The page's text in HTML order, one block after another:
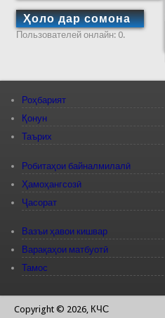
Ҳоло дар сомона
Пользователей онлайн: 0.
Роҳбарият
Қонун
Таърих
Робитаҳои байналмилалӣ
Ҳамоҳангсозӣ
Ҷасорат
Вазъи ҳавои кишвар
Варақаҳои матбуотӣ
Тамос
Copyright © 2026, КЧС